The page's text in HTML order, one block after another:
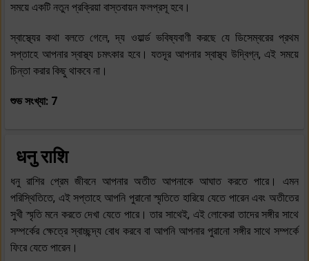
সময়ে একটি নতুন প্রক্রিয়া বাস্তবায়ন ফলপ্রসূ হবে।
স্বাস্থ্যের কথা বলতে গেলে, দ্য ওয়ার্ল্ড ভবিষ্যবাণী করছে যে ডিসেম্বরের প্রথম
সপ্তাহে আপনার স্বাস্থ্য চমৎকার হবে। যতদূর আপনার স্বাস্থ্য উদ্বিগ্ন, এই সময়ে
চিন্তা করার কিছু থাকবে না।
শুভ সংখ্যা: 7
धनु राशि
ধনু রাশির প্রেম জীবনে আপনার অতীত আপনাকে আঘাত করতে পারে। এমন
পরিস্থিতিতে, এই সপ্তাহে আপনি পুরানো স্মৃতিতে হারিয়ে যেতে পারেন এবং অতীতের
সুখী স্মৃতি মনে করতে দেখা যেতে পারে। তার সাথেই, এই লোকেরা তাদের সঙ্গীর সাথে
সম্পর্কের ক্ষেত্রে স্বাচ্ছন্দ্য বোধ করবে বা আপনি আপনার পুরানো সঙ্গীর সাথে সম্পর্কে
ফিরে যেতে পারেন।